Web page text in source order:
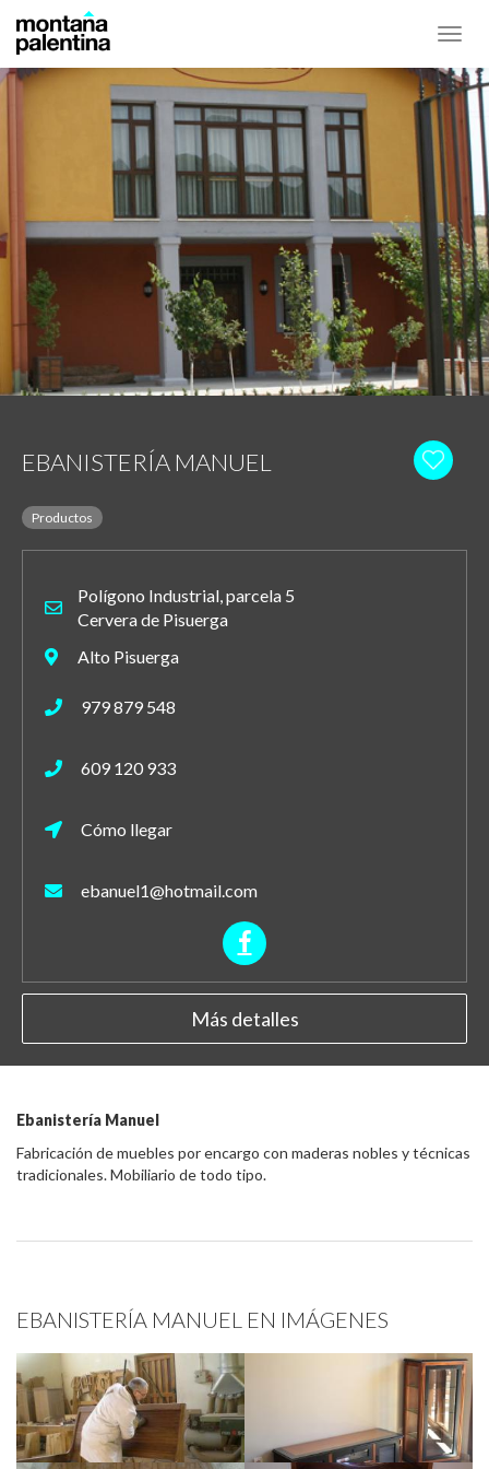
EBANISTERÍA MANUEL
Productos
Polígono Industrial, parcela 5
Cervera de Pisuerga
Alto Pisuerga
979 879 548
609 120 933
Cómo llegar
ebanuel1@hotmail.com
Más detalles
Ebanistería Manuel
Fabricación de muebles por encargo con maderas nobles y técnicas
tradicionales. Mobiliario de todo tipo.
EBANISTERÍA MANUEL EN IMÁGENES